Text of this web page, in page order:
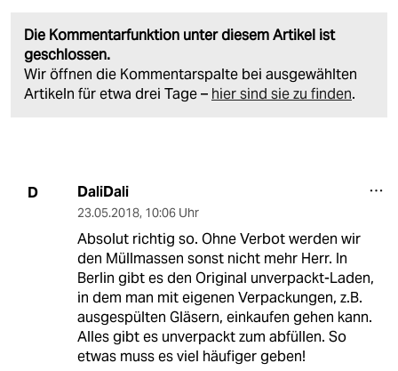
Die Kommentarfunktion unter diesem Artikel ist
geschlossen.
Wir öffnen die Kommentarspalte bei ausgewählten
Artikeln für etwa drei Tage – hier sind sie zu finden.
D DaliDali
23.05.2018, 10:06 Uhr
Absolut richtig so. Ohne Verbot werden wir
den Müllmassen sonst nicht mehr Herr. In
Berlin gibt es den Original unverpackt-Laden,
in dem man mit eigenen Verpackungen, z.B.
ausgespülten Gläsern, einkaufen gehen kann.
Alles gibt es unverpackt zum abfüllen. So
etwas muss es viel häufiger geben!